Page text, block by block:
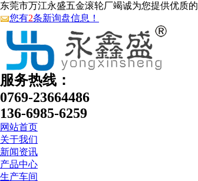
东莞市万江永盛五金滚轮厂竭诚为您提供优质
您有2条新询盘信息！
服务热线：
0769-23664486
136-6985-6259
网站首页
关于我们
新闻资讯
产品中心
生产车间